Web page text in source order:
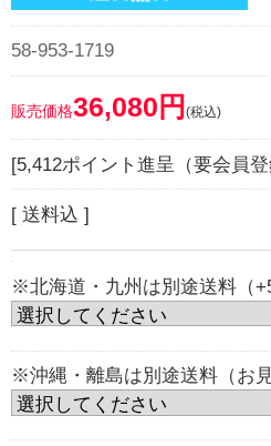
58-953-1719
販売価格36,080円 (税込)
[5,412ポイント進呈（要会員
[ 送料込 ]
※北海道・九州は別途送料（
※沖縄・離島は別途送料（お